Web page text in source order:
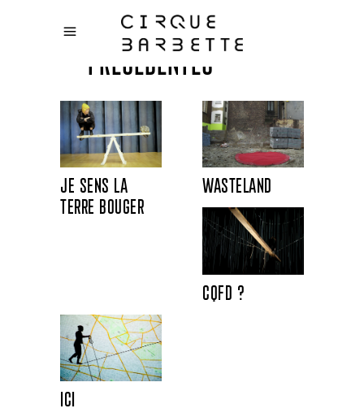
Créations
précédentes
Je sens la
terre bouger
Wasteland
Cqfd ?
Ici